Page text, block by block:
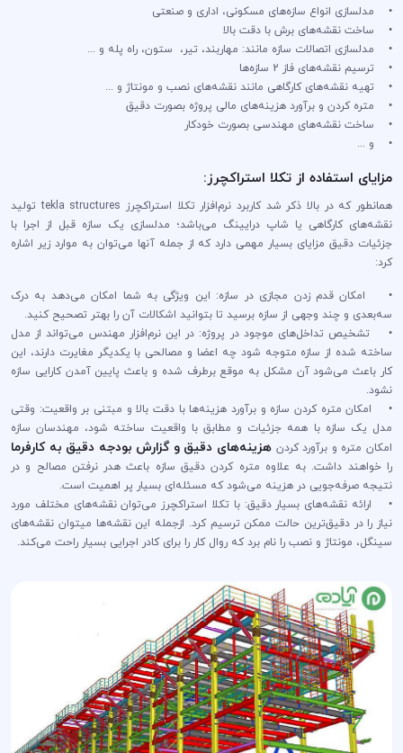
• مدلسازی انواع سازه‌های مسکونی، اداری و صنعتی
• ساخت نقشه‌های برش با دقت بالا
• مدلسازی اتصالات سازه مانند: مهاربند، تیر، ستون، راه پله و ...
• ترسیم نقشه‌های فاز 2 سازه‌ها
• تهیه نقشه‌های کارگاهی مانند نقشه‌های نصب و مونتاژ و ...
• متره کردن و برآورد هزینه‌های مالی پروژه بصورت دقیق
• ساخت نقشه‌های مهندسی بصورت خودکار
• و ...
مزایای استفاده از تکلا استراکچرز:
همانطور که در بالا ذکر شد کاربرد نرم‌افزار تکلا استراکچرز tekla structures تولید
نقشه‌های کارگاهی یا شاپ درایینگ می‌باشد؛ مدلسازی یک سازه قبل از اجرا با
جزئیات دقیق مزایای بسیار مهمی دارد که از جمله آنها می‌توان به موارد زیر اشاره
کرد:
• امکان قدم زدن مجازی در سازه: این ویژگی به شما امکان می‌دهد به درک
سه‌بعدی و چند وجهی از سازه برسید تا بتوانید اشکالات آن را بهتر تصحیح کنید.
• تشخیص تداخل‌های موجود در پروژه: در این نرم‌افزار مهندس می‌تواند از مدل
ساخته شده از سازه متوجه شود چه اعضا و مصالحی با یکدیگر مغایرت دارند، این
کار باعث می‌شود آن مشکل به موقع برطرف شده و باعث پایین آمدن کارایی سازه
نشود.
• امکان متره کردن سازه و برآورد هزینه‌ها با دقت بالا و مبتنی بر واقعیت: وقتی
مدل یک سازه با همه جزئیات و مطابق با واقعیت ساخته شود، مهندسان سازه
امکان متره و برآورد کردن هزینه‌های دقیق و گزارش بودجه دقیق به کارفرما
را خواهند داشت. به علاوه متره کردن دقیق سازه باعث هدر نرفتن مصالح و در
نتیجه صرفه‌جویی در هزینه می‌شود که مسئله‌ای بسیار پر اهمیت است.
• ارائه نقشه‌های بسیار دقیق: با تکلا استراکچرز می‌توان نقشه‌های مختلف مورد
نیاز را در دقیق‌ترین حالت ممکن ترسیم کرد. ازجمله این نقشه‌ها میتوان نقشه‌های
سینگل، مونتاژ و نصب را نام برد که روال کار را برای کادر اجرایی بسیار راحت می‌کند.